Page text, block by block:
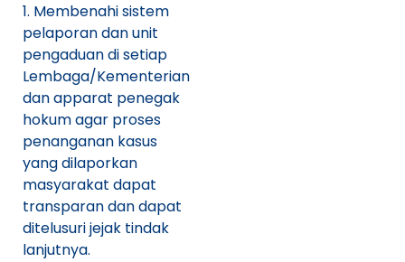
Membenahi sistem
pelaporan dan unit
pengaduan di setiap
Lembaga/Kementerian
dan apparat penegak
hokum agar proses
penanganan kasus
yang dilaporkan
masyarakat dapat
transparan dan dapat
ditelusuri jejak tindak
lanjutnya.